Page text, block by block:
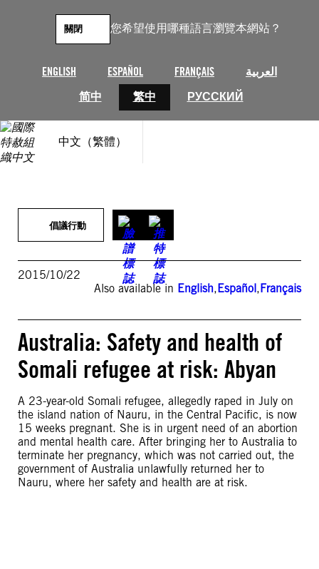
您希望使用哪種語言瀏覽本網站？
ENGLISH ESPAÑOL FRANÇAIS
العربية
简中
繁中 РУССКИЙ
關閉
中文（繁體）
倡議行動
2015/10/22
Also available in English,Español,Français
Australia: Safety and health of
Somali refugee at risk: Abyan
A 23-year-old Somali refugee, allegedly raped in July on
the island nation of Nauru, in the Central Pacific, is now
15 weeks pregnant. She is in urgent need of an abortion
and mental health care. After bringing her to Australia to
terminate her pregnancy, which was not carried out, the
government of Australia unlawfully returned her to
Nauru, where her safety and health are at risk.